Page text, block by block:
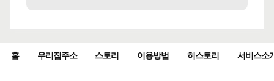
홈 우리집주소 스토리 이용방법 히스토리 서비스소